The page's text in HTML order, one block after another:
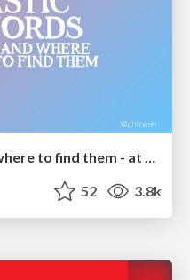
Fantastic passwords and where to find them - at NoRuKo
52 3.8k